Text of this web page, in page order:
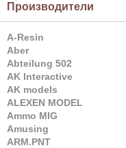
Производители
A-Resin
Aber
Abteilung 502
AK Interactive
AK models
ALEXEN MODEL
Ammo MIG
Amusing
ARM.PNT